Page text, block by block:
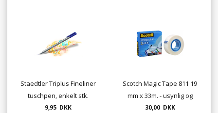
Staedtler Triplus Fineliner
tuschpen, enkelt stk.
farver.
9,95 DKK
Scotch Magic Tape 811 19
mm x 33m. - usynlig og
flytbar tape
30,00 DKK